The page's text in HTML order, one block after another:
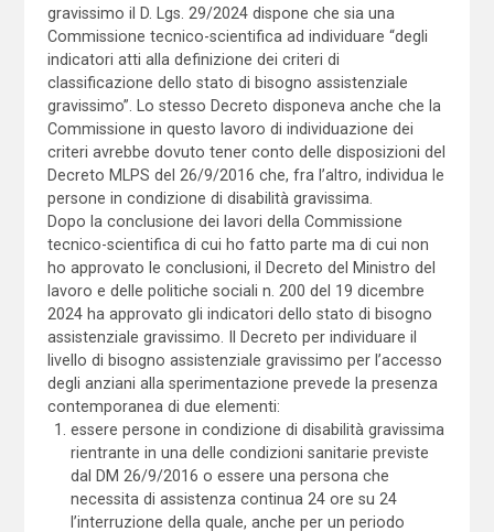
gravissimo il D. Lgs. 29/2024 dispone che sia una
Commissione tecnico-scientifica ad individuare “degli
indicatori atti alla definizione dei criteri di
classificazione dello stato di bisogno assistenziale
gravissimo”. Lo stesso Decreto disponeva anche che la
Commissione in questo lavoro di individuazione dei
criteri avrebbe dovuto tener conto delle disposizioni del
Decreto MLPS del 26/9/2016 che, fra l’altro, individua le
persone in condizione di disabilità gravissima.
Dopo la conclusione dei lavori della Commissione
tecnico-scientifica di cui ho fatto parte ma di cui non
ho approvato le conclusioni, il Decreto del Ministro del
lavoro e delle politiche sociali n. 200 del 19 dicembre
2024 ha approvato gli indicatori dello stato di bisogno
assistenziale gravissimo. Il Decreto per individuare il
livello di bisogno assistenziale gravissimo per l’accesso
degli anziani alla sperimentazione prevede la presenza
contemporanea di due elementi:
essere persone in condizione di disabilità gravissima
rientrante in una delle condizioni sanitarie previste
dal DM 26/9/2016 o essere una persona che
necessita di assistenza continua 24 ore su 24
l’interruzione della quale, anche per un periodo